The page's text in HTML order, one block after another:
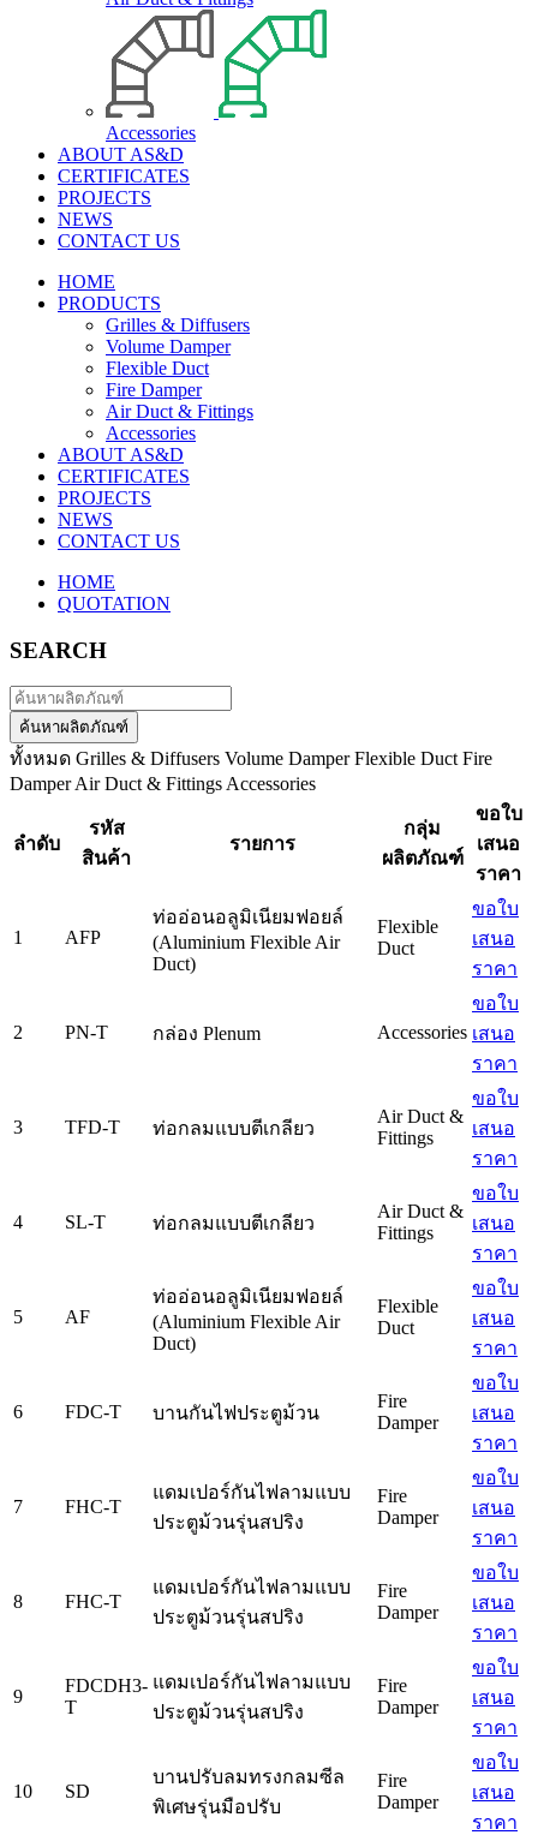
Accessories
ABOUT AS&D
CERTIFICATES
PROJECTS
NEWS
CONTACT US
HOME
PRODUCTS
Grilles & Diffusers
Volume Damper
Flexible Duct
Fire Damper
Air Duct & Fittings
Accessories
ABOUT AS&D
CERTIFICATES
PROJECTS
NEWS
CONTACT US
HOME
QUOTATION
SEARCH
ค้นหาผลิตภัณฑ์
ทั้งหมด Grilles & Diffusers Volume Damper Flexible Duct Fire
DamperAir Duct & FittingsAccessories
ลำดับ
รหัส
สินค้า
รายการ
กลุ่ม
ผลิตภัณฑ์
ขอใบ
เสนอ
ราคา
1 AFP
ท่ออ่อนอลูมิเนียมฟอยล์
(Aluminium Flexible Air
Duct)
Flexible
Duct
ขอใบ
เสนอ
ราคา
2 PN-T กล่อง Plenum Accessories
ขอใบ
เสนอ
ราคา
3 TFD-T ท่อกลมแบบตีเกลียว
Air Duct &
Fittings
ขอใบ
เสนอ
ราคา
4 SL-T ท่อกลมแบบตีเกลียว
Air Duct &
Fittings
ขอใบ
เสนอ
ราคา
5 AF
ท่ออ่อนอลูมิเนียมฟอยล์
(Aluminium Flexible Air
Duct)
Flexible
Duct
ขอใบ
เสนอ
ราคา
6 FDC-T บานกันไฟประตูม้วน
Fire
Damper
ขอใบ
เสนอ
ราคา
7 FHC-T
แดมเปอร์กันไฟลามแบบ
ประตูม้วนรุ่นสปริง
Fire
Damper
ขอใบ
เสนอ
ราคา
8 FHC-T
แดมเปอร์กันไฟลามแบบ
ประตูม้วนรุ่นสปริง
Fire
Damper
ขอใบ
เสนอ
ราคา
9
FDCDH3-
T
แดมเปอร์กันไฟลามแบบ
ประตูม้วนรุ่นสปริง
Fire
Damper
ขอใบ
เสนอ
ราคา
10 SD
บานปรับลมทรงกลมซีล
พิเศษรุ่นมือปรับ
Fire
Damper
ขอใบ
เสนอ
ราคา